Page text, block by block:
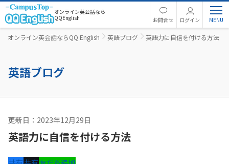
オンライン英会話なら
QQEnglish
お問合せ ログイン
オンライン英会話ならQQ English 英語ブログ 英語力に自信を付ける方法
英語ブログ
更新日：2023年12月29日
英語力に自信を付ける方法